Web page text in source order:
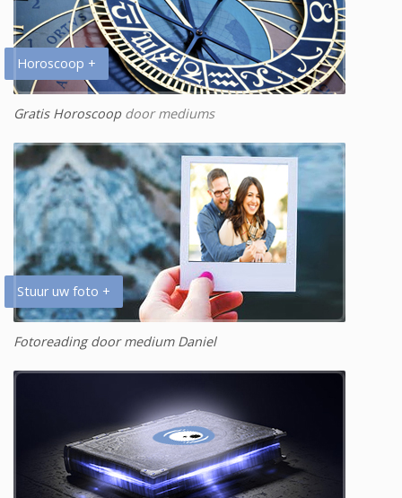
Horoscoop +
Gratis Horoscoopdoor mediums
Stuur uw foto +
Fotoreading door medium Daniel